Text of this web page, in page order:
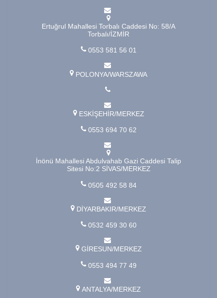
Ertuğrul Mahallesi Torbalı Caddesi No: 58/A
Torbalı/İZMİR
0553 581 56 01
POLONYA/WARSZAWA
ESKİŞEHİR/MERKEZ
0553 694 70 62
İnönü Mahallesi Abdulvahab Gazi Caddesi Talip
Sitesi No:2 SİVAS/MERKEZ
0505 492 58 84
DİYARBAKIR/MERKEZ
0532 459 30 60
GİRESUN/MERKEZ
0553 494 77 49
ANTALYA/MERKEZ